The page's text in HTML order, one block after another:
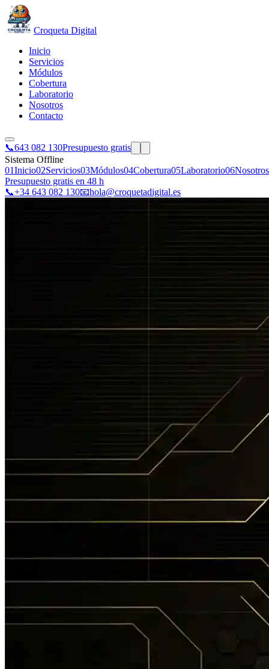
Croqueta Digital
Inicio
Servicios
Módulos
Cobertura
Laboratorio
Nosotros
Contacto
📞643 082 130Presupuesto gratis
Sistema Offline
01Inicio02Servicios03Módulos04Cobertura05Laboratorio06Nosotros
Presupuesto gratis en 48 h
📞+34 643 082 130📧hola@croquetadigital.es